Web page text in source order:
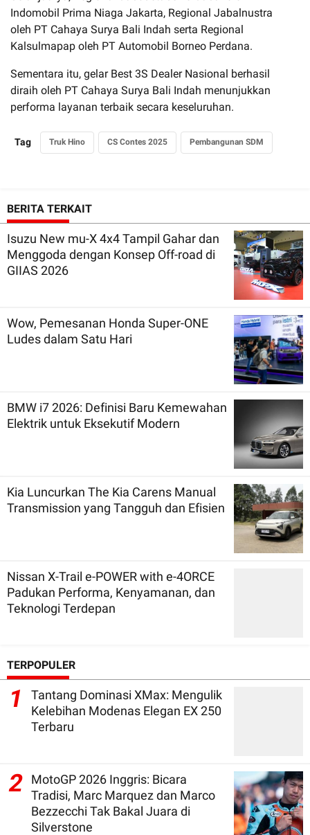
Indomobil Prima Niaga Jakarta, Regional Jabalnustra
oleh PT Cahaya Surya Bali Indah serta Regional
Kalsulmapap oleh PT Automobil Borneo Perdana.
Sementara itu, gelar Best 3S Dealer Nasional berhasil
diraih oleh PT Cahaya Surya Bali Indah menunjukkan
performa layanan terbaik secara keseluruhan.
Tag Truk Hino CS Contes 2025 Pembangunan SDM
BERITA TERKAIT
Isuzu New mu-X 4x4 Tampil Gahar dan
Menggoda dengan Konsep Off-road di
GIIAS 2026
Wow, Pemesanan Honda Super-ONE
Ludes dalam Satu Hari
BMW i7 2026: Definisi Baru Kemewahan
Elektrik untuk Eksekutif Modern
Kia Luncurkan The Kia Carens Manual
Transmission yang Tangguh dan Efisien
Nissan X-Trail e-POWER with e-4ORCE
Padukan Performa, Kenyamanan, dan
Teknologi Terdepan
TERPOPULER
1
Tantang Dominasi XMax: Mengulik
Kelebihan Modenas Elegan EX 250
Terbaru
2
MotoGP 2026 Inggris: Bicara
Tradisi, Marc Marquez dan Marco
Bezzecchi Tak Bakal Juara di
Silverstone